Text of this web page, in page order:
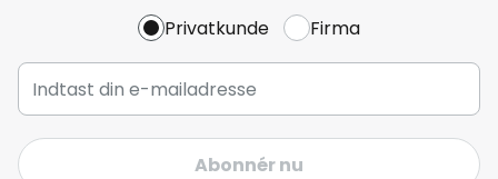
Privatkunde Firma
Abonnér nu